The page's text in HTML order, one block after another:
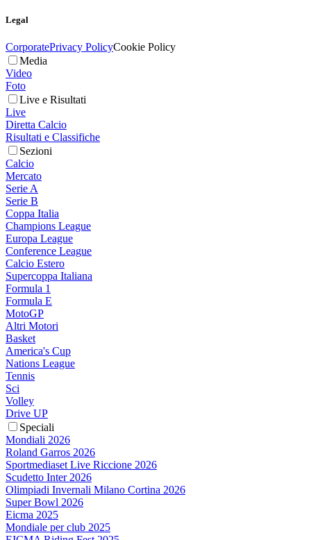
Legal
CorporatePrivacy PolicyCookie Policy
Media
Video
Foto
Live e Risultati
Live
Diretta Calcio
Risultati e Classifiche
Sezioni
Calcio
Mercato
Serie A
Serie B
Coppa Italia
Champions League
Europa League
Conference League
Calcio Estero
Supercoppa Italiana
Formula 1
Formula E
MotoGP
Altri Motori
Basket
America's Cup
Nations League
Tennis
Sci
Volley
Drive UP
Speciali
Mondiali 2026
Roland Garros 2026
Sportmediaset Live Riccione 2026
Scudetto Inter 2026
Olimpiadi Invernali Milano Cortina 2026
Super Bowl 2026
Eicma 2025
Mondiale per club 2025